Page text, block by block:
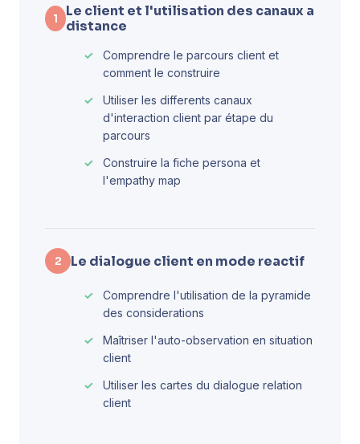
1 Le client et l'utilisation des canaux a
distance
Comprendre le parcours client et
comment le construire
Utiliser les differents canaux
d'interaction client par étape du
parcours
Construire la fiche persona et
l'empathy map
2 Le dialogue client en mode reactif
Comprendre l'utilisation de la pyramide
des considerations
Maîtriser l'auto-observation en situation
client
Utiliser les cartes du dialogue relation
client